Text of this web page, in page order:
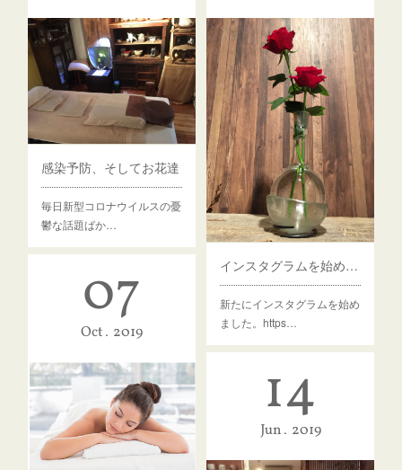
感染予防、そしてお花達
毎日新型コロナウイルスの憂
鬱な話題ばか…
インスタグラムを始めました
新たにインスタグラムを始め
ました。https…
07
Oct 2019
14
Jun 2019